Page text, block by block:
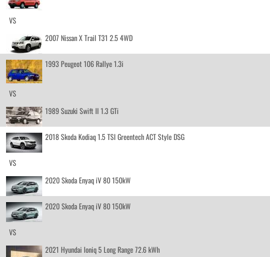
VS
2007 Nissan X Trail T31 2.5 4WD
1993 Peugeot 106 Rallye 1.3i
VS
1989 Suzuki Swift II 1.3 GTi
2018 Skoda Kodiaq 1.5 TSI Greentech ACT Style DSG
VS
2020 Skoda Enyaq iV 80 150kW
2020 Skoda Enyaq iV 80 150kW
VS
2021 Hyundai Ioniq 5 Long Range 72.6 kWh